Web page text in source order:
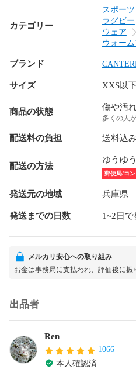
カテゴリー
スポーツ
ラグビー
ウェア
ウォー
ブランド
サイズ XXS以
商品の状態 傷や汚
多くの人
配送料の負担 送料込
配送の方法
ゆうゆ
郵便局/コ
発送元の地域 兵庫県
発送までの日数 1~2日で
メルカリ安心への取り組み
お金は事務局に支払われ、評価後に振
出品者
Ren
1066
本人確認済